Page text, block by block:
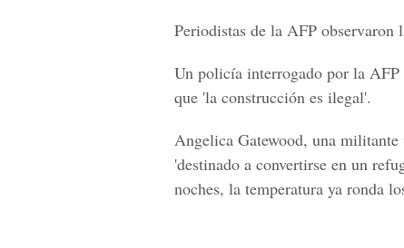
Periodistas de la AFP observaron
Un policía interrogado por la
que 'la construcción es ilegal'.
Angelica Gatewood, una
'destinado a convertirse en un
noches, la temperatura ya ronda